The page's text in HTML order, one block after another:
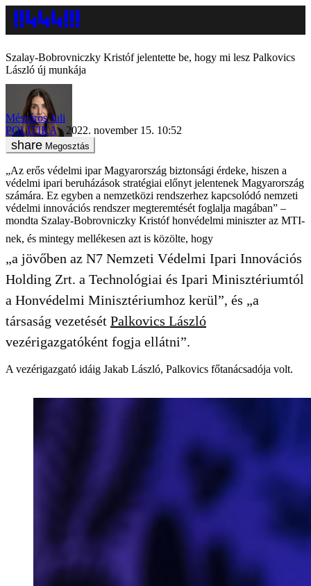
Szalay-Bobrovniczky Kristóf jelentette be, hogy mi lesz Palkovics
László új munkája
Mészáros Juli
POLITIKA
2022. november 15. 10:52
Megosztás
„Az erős védelmi ipar Magyarország biztonsági érdeke, hiszen a
védelmi ipari beruházások stratégiai előnyt jelentenek Magyarország
számára. Ez egyben a nemzetközi rendszerhez kapcsolódó nemzeti
védelmi innovációs rendszer megteremtését foglalja magában” –
mondta Szalay-Bobrovniczky Kristóf honvédelmi miniszter az MTI-
nek, és mintegy mellékesen azt is közölte, hogy
„a jövőben az N7 Nemzeti Védelmi Ipari Innovációs
Holding Zrt. a Technológiai és Ipari Minisztériumtól
a Honvédelmi Minisztériumhoz kerül”, és „a
társaság vezetését Palkovics László
vezérigazgatóként fogja ellátni”.
A vezérigazgató idáig Jakab László, Palkovics főtanácsadója volt.